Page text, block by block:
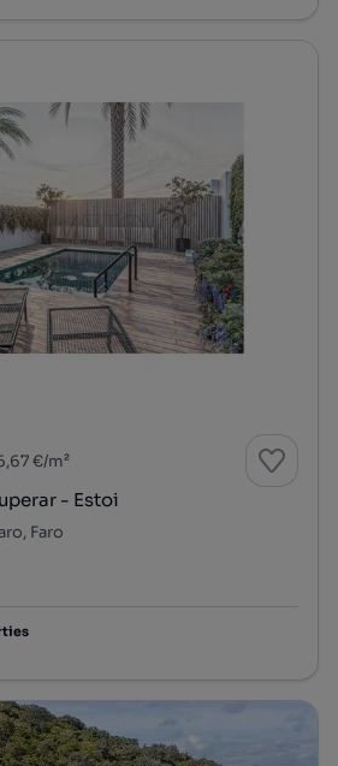
€/m²
- Estoi
Faro